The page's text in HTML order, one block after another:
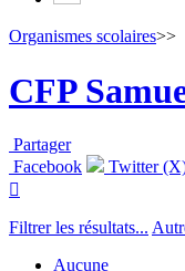
Organismes scolaires>>
CFP
Partager
Facebook
Twitter

Filtrer les résultats...
Aucune